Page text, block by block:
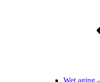
Wet aging